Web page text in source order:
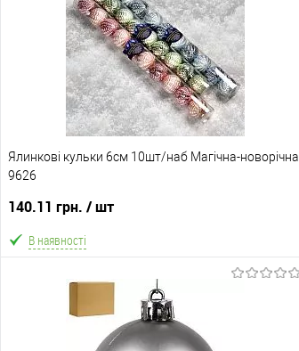
В обране Порівняння
Склад зберігання
Доставка/Оплата
Відправка тільки Новою поштою протягом 2-5 днів
Ялинкові кульки 6см 10шт/наб Магічна-новорічна
9626
140.11 грн. / шт
В наявності
В кошик